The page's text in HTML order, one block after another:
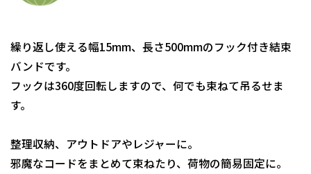
繰り返し使える幅15mm、長さ500mmのフック付き結束
バンドです。
フックは360度回転しますので、何でも束ねて吊るせま
す。
整理収納、アウトドアやレジャーに。
邪魔なコードをまとめて束ねたり、荷物の簡易固定に。